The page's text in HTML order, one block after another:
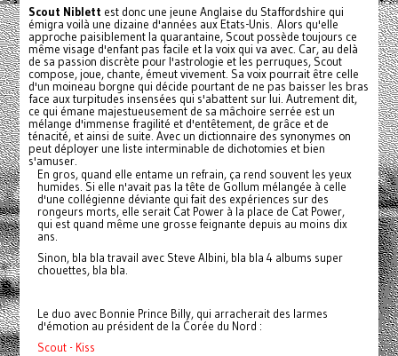
Scout Niblett est donc une jeune Anglaise du Staffordshire qui
émigra voilà une dizaine d'années aux Etats-Unis. Alors qu'elle
approche paisiblement la quarantaine, Scout possède toujours ce
même visage d'enfant pas facile et la voix qui va avec. Car, au delà
de sa passion discrète pour l'astrologie et les perruques, Scout
compose, joue, chante, émeut vivement. Sa voix pourrait être celle
d'un moineau borgne qui décide pourtant de ne pas baisser les bras
face aux turpitudes insensées qui s'abattent sur lui. Autrement dit,
ce qui émane majestueusement de sa mâchoire serrée est un
mélange d'immense fragilité et d'entêtement, de grâce et de
ténacité, et ainsi de suite. Avec un dictionnaire des synonymes on
peut déployer une liste interminable de dichotomies et bien
s'amuser.
En gros, quand elle entame un refrain, ça rend souvent les yeux
humides. Si elle n'avait pas la tête de Gollum mélangée à celle
d'une collégienne déviante qui fait des expériences sur des
rongeurs morts, elle serait Cat Power à la place de Cat Power,
qui est quand même une grosse feignante depuis au moins dix
ans.
Sinon, bla bla travail avec Steve Albini, bla bla 4 albums super
chouettes, bla bla.
Le duo avec Bonnie Prince Billy, qui arracherait des larmes
d'émotion au président de la Corée du Nord :
Scout - Kiss